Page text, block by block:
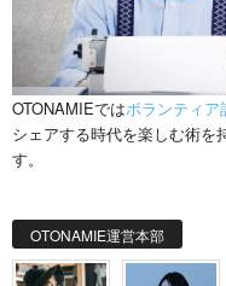
OTONAMIEではボランティア
シェアする時代を楽しむ術を
す。
OTONAMIE運営本部